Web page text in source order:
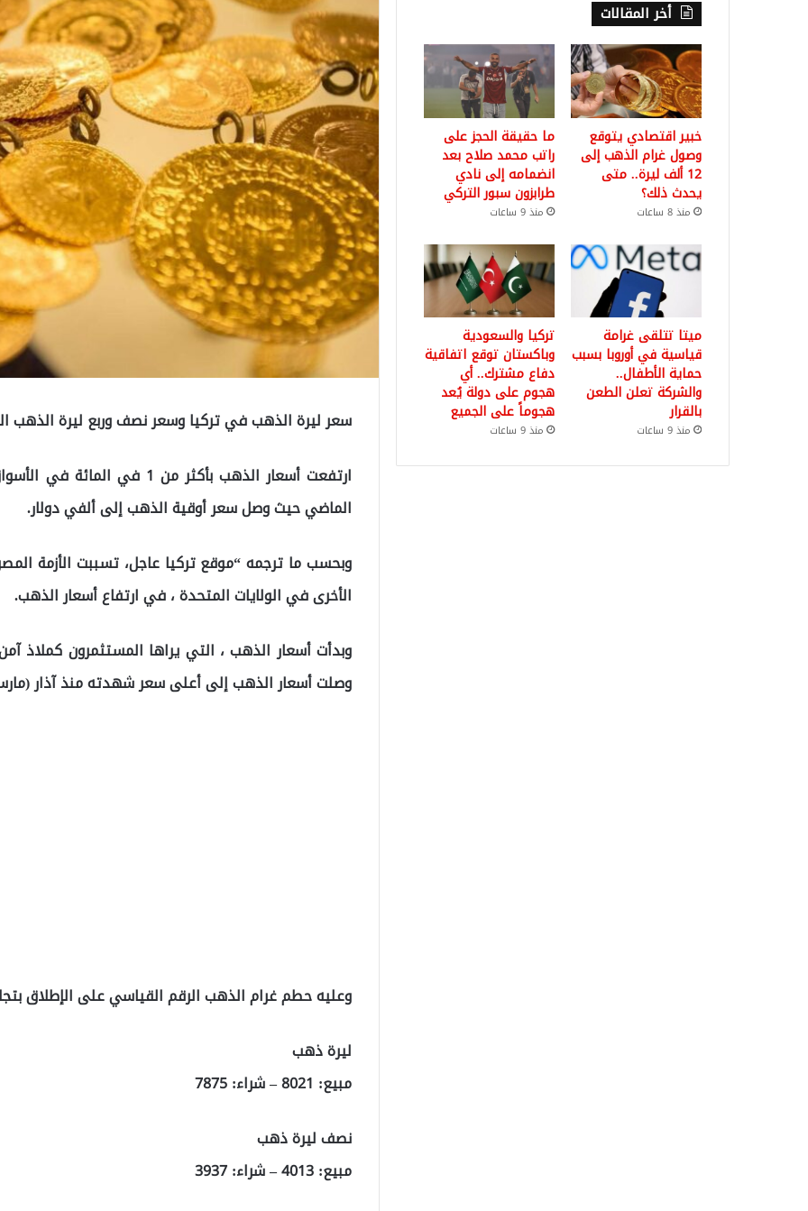
سعر ليرة الذهب في تركيا وسعر نصف وربع ليرة الذهب اليوم
ارتفعت أسعار الذهب بأكثر
الماضي حيث وصل سعر أوقية الذهب إلى ألفي دولار.
وبحسب ما ترجمه “موقع تركيا عاجل، تسببت الأزمة
الأخرى في الولايات المتحدة ، في ارتفاع أسعار الذهب.
وصلت أسعار الذهب إلى أعلى سعر شهدته منذ آذار
وعليه حطم غرام الذهب الرقم القياسي على الإطلاق بتجاوز 1200 ليرة الأسبوع
ليرة ذهب
مبيع: 8021 – شراء: 7875
نصف ليرة ذهب
مبيع: 4013 – شراء: 3937
أخر المقالات
خبير اقتصادي يتوقع
وصول غرام الذهب إلى
12 ألف ليرة.. متى
يحدث ذلك؟
منذ 8 ساعات
ما حقيقة الحجز على
راتب محمد صلاح بعد
انضمامه إلى نادي
طرابزون سبور التركي
منذ 9 ساعات
ميتا تتلقى غرامة
قياسية في أوروبا بسبب
حماية الأطفال..
والشركة تعلن الطعن
بالقرار
منذ 9 ساعات
تركيا والسعودية
وباكستان توقع اتفاقية
دفاع مشترك.. أي
هجوم على دولة يُعد
هجوماً على الجميع
منذ 9 ساعات